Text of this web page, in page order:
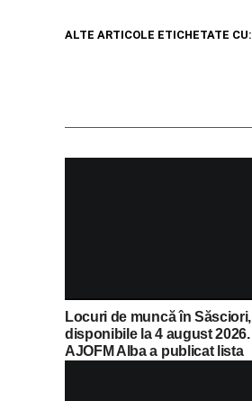
ALTE ARTICOLE ETICHETATE CU:
Locuri de muncă în Săsciori,
disponibile la 4 august 2026.
AJOFM Alba a publicat lista